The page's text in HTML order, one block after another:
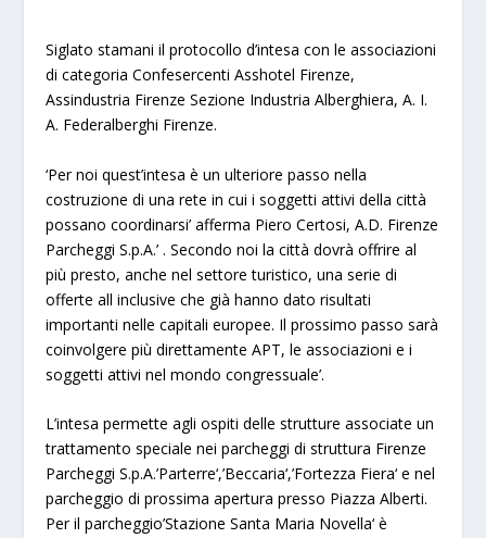
Siglato stamani il protocollo d’intesa con le associazioni
di categoria Confesercenti Asshotel Firenze,
Assindustria Firenze Sezione Industria Alberghiera, A. I.
A. Federalberghi Firenze.
‘Per noi quest’intesa è un ulteriore passo nella
costruzione di una rete in cui i soggetti attivi della città
possano coordinarsi’ afferma Piero Certosi, A.D. Firenze
Parcheggi S.p.A.’ . Secondo noi la città dovrà offrire al
più presto, anche nel settore turistico, una serie di
offerte all inclusive che già hanno dato risultati
importanti nelle capitali europee. Il prossimo passo sarà
coinvolgere più direttamente APT, le associazioni e i
soggetti attivi nel mondo congressuale’.
L’intesa permette agli ospiti delle strutture associate un
trattamento speciale nei parcheggi di struttura Firenze
Parcheggi S.p.A.’Parterre‘,’Beccaria‘,’Fortezza Fiera‘ e nel
parcheggio di prossima apertura presso Piazza Alberti.
Per il parcheggio’Stazione Santa Maria Novella‘ è